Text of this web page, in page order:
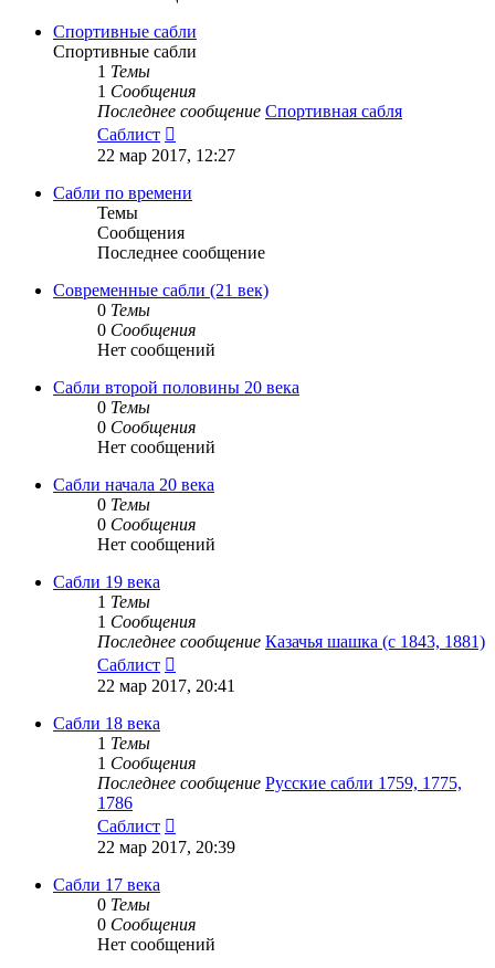
Спортивные сабли
Спортивные сабли
1 Темы
1 Сообщения
Последнее сообщение Спортивная сабля
Саблист
к
последнему
сообщению
22 мар 2017, 12:27
Сабли по времени
Темы
Сообщения
Последнее сообщение
Современные сабли (21 век)
0 Темы
0 Сообщения
Нет сообщений
Сабли второй половины 20 века
0 Темы
0 Сообщения
Нет сообщений
Сабли начала 20 века
0 Темы
0 Сообщения
Нет сообщений
Сабли 19 века
1 Темы
1 Сообщения
Последнее сообщение Казачья шашка (с 1843, 1881)
Саблист
к
последнему
22 мар 2017, 20:41
Сабли 18 века
1 Темы
1 Сообщения
Последнее сообщение Русские сабли 1759, 1775,
1786
Саблист
к
последнему
22 мар 2017, 20:39
Сабли 17 века
0 Темы
0 Сообщения
Нет сообщений